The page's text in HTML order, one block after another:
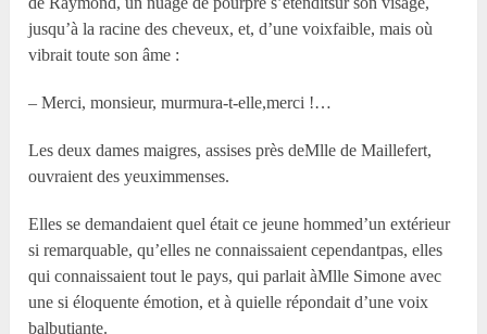
jusqu’à la racine des cheveux, et, d’une voixfaible, mais où
vibrait toute son âme :
– Merci, monsieur, murmura-t-elle,merci !…
Les deux dames maigres, assises près deMlle de Maillefert,
ouvraient des yeuximmenses.
Elles se demandaient quel était ce jeune hommed’un extérieur
si remarquable, qu’elles ne connaissaient cependantpas, elles
qui connaissaient tout le pays, qui parlait àMlle Simone avec
une si éloquente émotion, et à quielle répondait d’une voix
balbutiante.